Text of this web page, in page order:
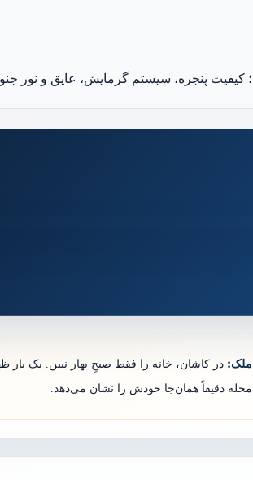
پنجره، سیستم گرمایش، عایق و نور
ملک: در کاشان، خانه را فقط صبحِ بهار نبین. یک
محله دقیقاً همان‌جا خودش را نشان می‌دهد.